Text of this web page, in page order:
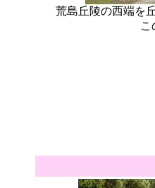
荒島丘陵の西端を
こ